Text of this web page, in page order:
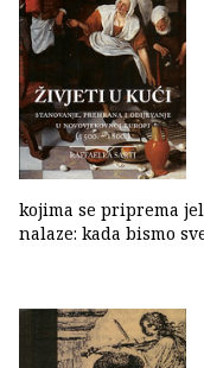
kojima se priprema
nalaze: kada bismo